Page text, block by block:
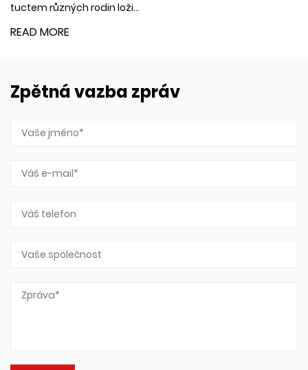
rodin loži...
Zpětná vazba zpráv